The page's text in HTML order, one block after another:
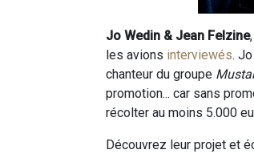
Jo Wedin & Jean Felzine
les avions interviewés.
chanteur du groupe
promotion... car sans
récolter au moins 5.000
Découvrez leur projet et